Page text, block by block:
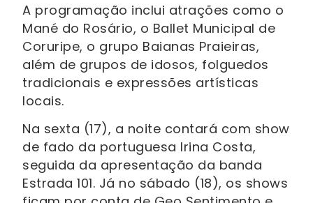
A programação inclui atrações como o
Mané do Rosário, o Ballet Municipal de
Coruripe, o grupo Baianas Praieiras,
além de grupos de idosos, folguedos
tradicionais e expressões artísticas
locais.
Na sexta (17), a noite contará com show
de fado da portuguesa Irina Costa,
seguida da apresentação da banda
Estrada 101. Já no sábado (18), os shows